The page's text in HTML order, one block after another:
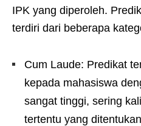
IPK yang diperoleh.
terdiri dari beberapa
Cum Laude: Predikat
kepada mahasiswa
sangat tinggi, sering
tertentu yang